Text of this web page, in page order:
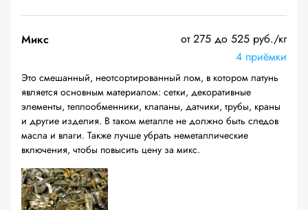
Микс
от 275 до 525 руб./кг
4 приёмки
Это смешанный, неотсортированный лом, в котором латунь
является основным материалом: сетки, декоративные
элементы, теплообменники, клапаны, датчики, трубы, краны
и другие изделия. В таком металле не должно быть следов
масла и влаги. Также лучше убрать неметаллические
включения, чтобы повысить цену за микс.